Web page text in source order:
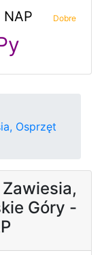
Dobre
Osprzęt
Góry -